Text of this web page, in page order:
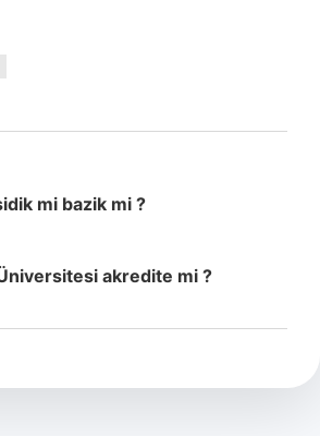
mi bazik mi ?
akredite mi ?